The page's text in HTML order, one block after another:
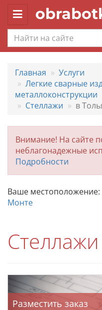
Toggle
navigation
Главная
Услуги
Легкие сварные
металлоконструкции
Стеллажи
в
Внимание! На сайте
неблагонадежные
Подробности
Ваше местоположение:
Монте
Разместить заказ